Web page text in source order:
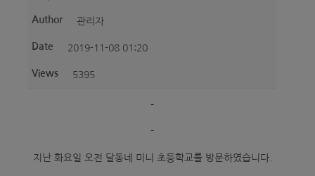
Author 관리자
Date 2019-11-08 01:20
Views 5395
-
-
지난 화요일 오전 달동네 미니 초등학교를 방문하였습니다.